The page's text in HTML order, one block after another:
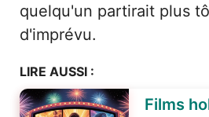
quelqu'un partirait plus
d'imprévu.
LIRE AUSSI :
Films